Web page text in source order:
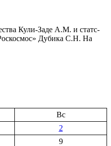
Кули-Заде А.М. и статс-
Дубика С.Н. На
Вс
2
9